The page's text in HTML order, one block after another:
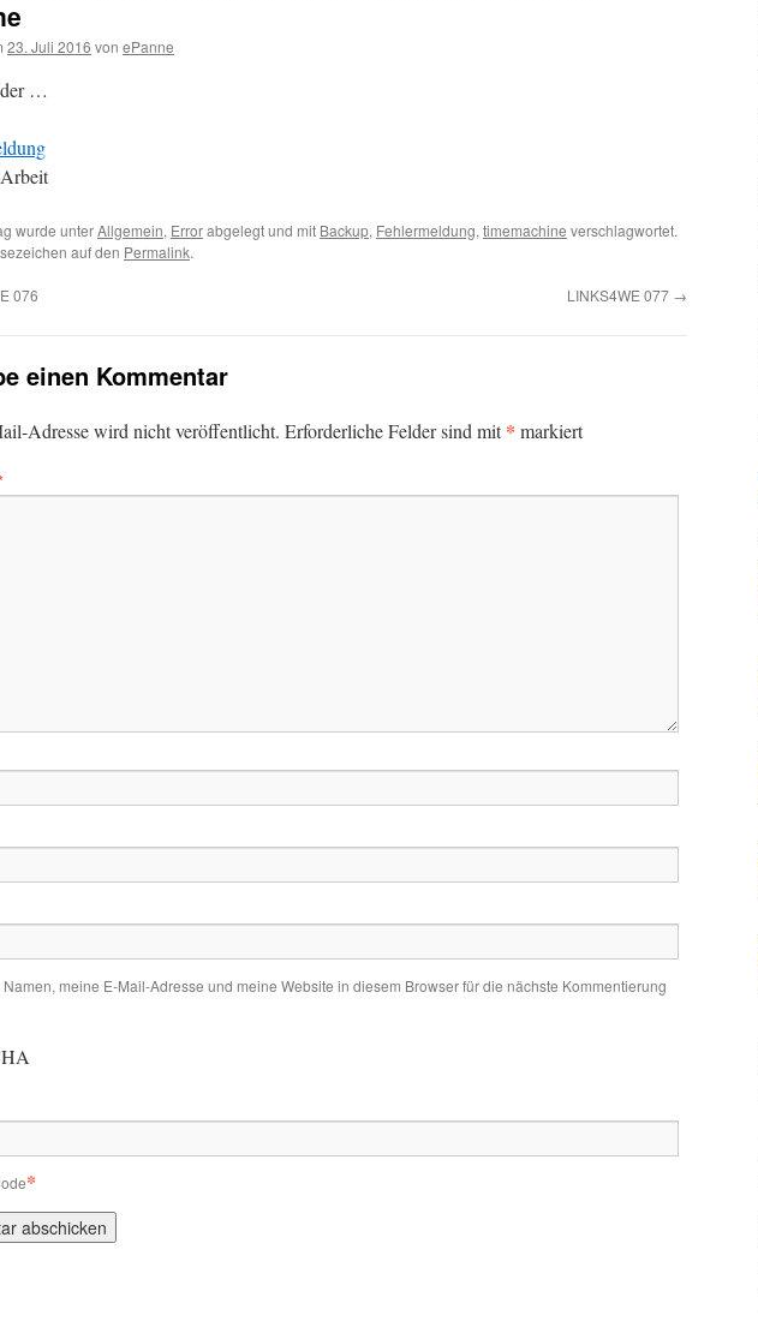
23. Juli 2016 von ePanne
…
wurde unterAllgemein, Errorabgelegt und mit Backup, Fehlermeldung, timemachine verschlagwortet.
auf den Permalink.
076 LINKS4WE 077 →
einen Kommentar
Adresse wird nicht veröffentlicht. Erforderliche Felder sind mit* markiert
meine E-Mail-Adresse und meine Website in diesem Browser für die nächste Kommentierung
*